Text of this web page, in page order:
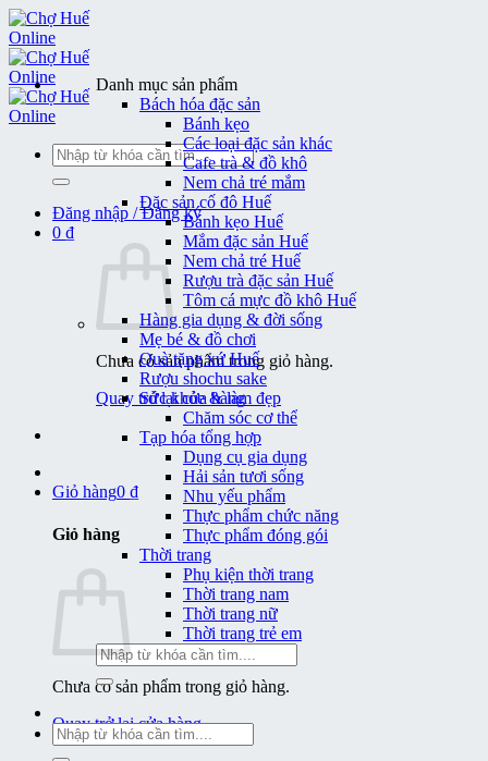
Bỏ
qua
nội
dung
Tìm
kiếm:
Đăng nhập / Đăng ký
0 ₫
Chưa có sản phẩm trong giỏ hàng.
Quay trở lại cửa hàng
Giỏ hàng0 ₫
Giỏ hàng
Chưa có sản phẩm trong giỏ hàng.
Quay trở lại cửa hàng
Danh mục sản phẩm
Bách hóa đặc sản
Bánh kẹo
Các loại đặc sản khác
Cafe trà & đồ khô
Nem chả tré mắm
Đặc sản cố đô Huế
Bánh kẹo Huế
Mắm đặc sản Huế
Nem chả tré Huế
Rượu trà đặc sản Huế
Tôm cá mực đồ khô Huế
Hàng gia dụng & đời sống
Mẹ bé & đồ chơi
Quà tặng xứ Huế
Rượu shochu sake
Sức khỏe & làm đẹp
Chăm sóc cơ thể
Tạp hóa tổng hợp
Dụng cụ gia dụng
Hải sản tươi sống
Nhu yếu phẩm
Thực phẩm chức năng
Thực phẩm đóng gói
Thời trang
Phụ kiện thời trang
Thời trang nam
Thời trang nữ
Thời trang trẻ em
Tìm
kiếm:
Tìm
kiếm: